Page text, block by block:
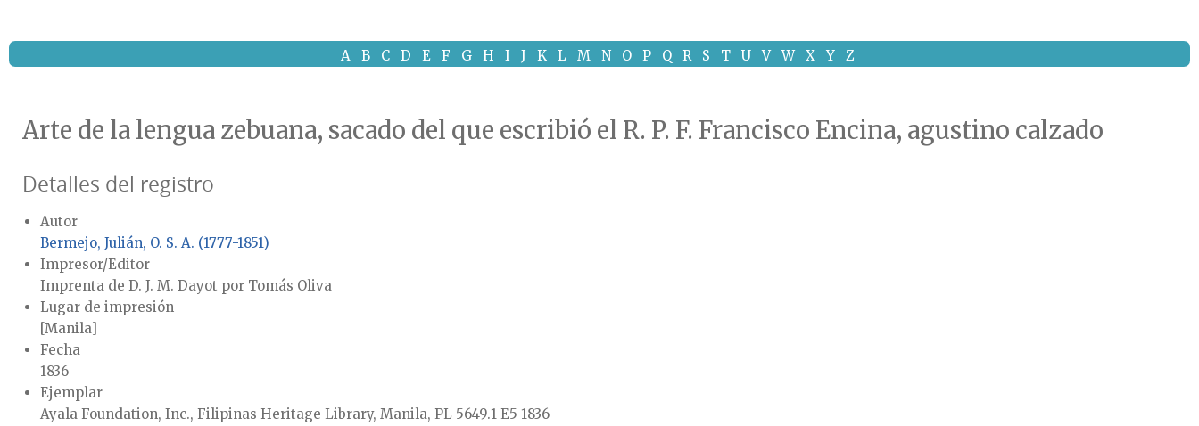
A B C D E F G H I J K L M N O P Q R S T U V W X Y Z
Arte de la lengua zebuana, sacado del que escribió el R. P. F. Francisco Encina, agustino calzado
Detalles del registro
Autor
Bermejo, Julián, O. S. A. (1777-1851)
Impresor/Editor
Imprenta de D. J. M. Dayot por Tomás Oliva
Lugar de impresión
[Manila]
Fecha
1836
Ejemplar
Ayala Foundation, Inc., Filipinas Heritage Library, Manila, PL 5649.1 E5 1836